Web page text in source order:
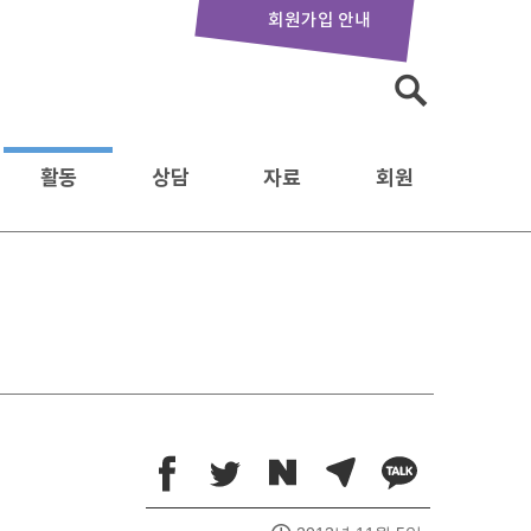
회원가입 안내
활동 상담 자료 회원